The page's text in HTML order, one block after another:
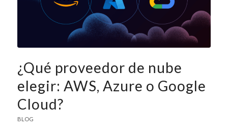
¿Qué proveedor de nube
elegir: AWS, Azure o Google
Cloud?
BLOG